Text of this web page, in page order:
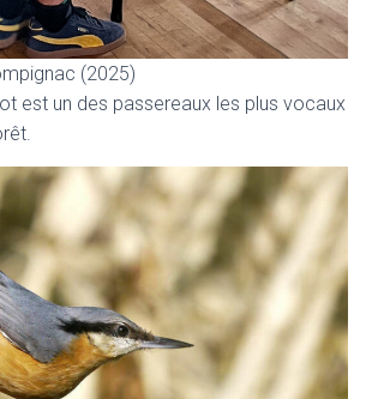
(2025)
est un des passereaux les plus vocaux